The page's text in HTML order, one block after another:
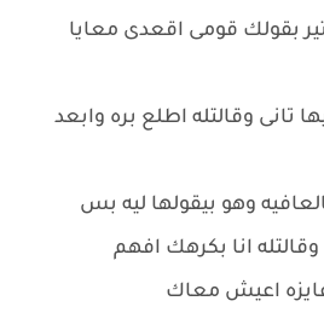
بقولك قومى اقعدى معايا
تانى وقالتله اطلع بره وابعد
وهو بيقولها ليه بس
انا بكرهك افهم
اعيش معاك